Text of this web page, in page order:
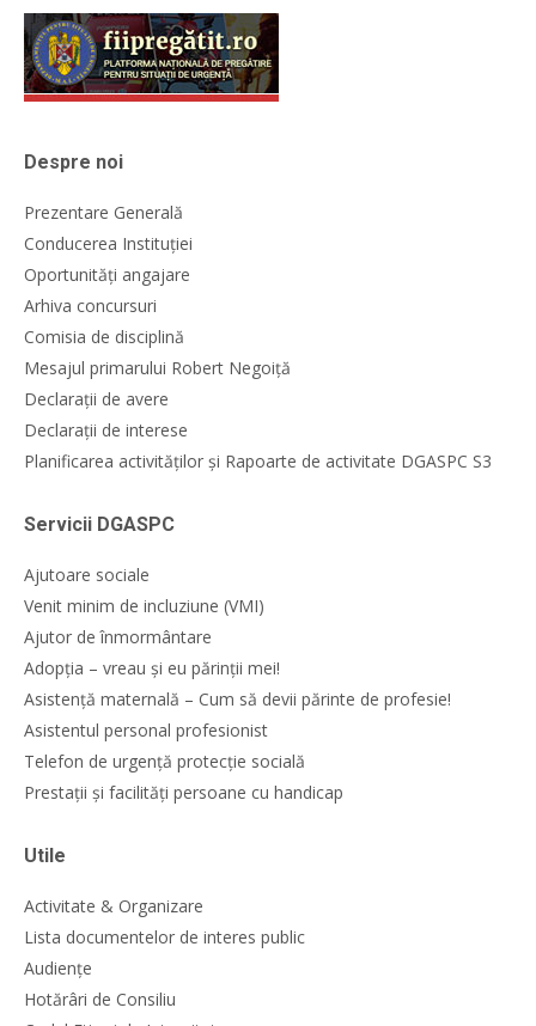
Despre noi
Prezentare Generală
Conducerea Instituției
Oportunități angajare
Arhiva concursuri
Comisia de disciplină
Mesajul primarului Robert Negoiță
Declarații de avere
Declarații de interese
Planificarea activităților și Rapoarte de activitate DGASPC S3
Servicii DGASPC
Ajutoare sociale
Venit minim de incluziune (VMI)
Ajutor de înmormântare
Adopția – vreau și eu părinții mei!
Asistență maternală – Cum să devii părinte de profesie!
Asistentul personal profesionist
Telefon de urgență protecție socială
Prestații și facilități persoane cu handicap
Utile
Activitate & Organizare
Lista documentelor de interes public
Audiențe
Hotărâri de Consiliu